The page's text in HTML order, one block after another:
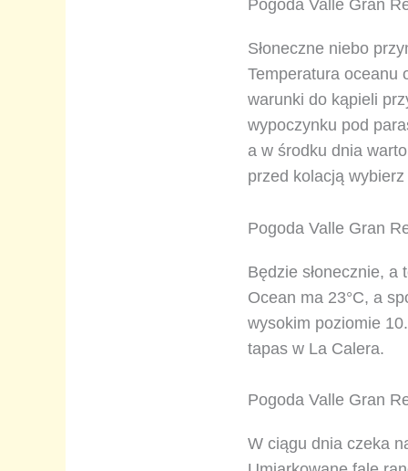
Pogoda Valle Gran
Słoneczne niebo
Temperatura oceanu
warunki do kąpieli
wypoczynku pod
a w środku dnia
przed kolacją
Pogoda Valle Gran
Będzie słonecznie,
Ocean ma 23°C, a
wysokim poziomie
tapas w La Calera.
Pogoda Valle Gran
W ciągu dnia czeka